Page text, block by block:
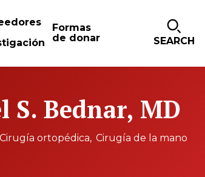
Formas
de donar
SEARCH
S. Bednar, MD
Cirugía ortopédica Cirugía de la mano